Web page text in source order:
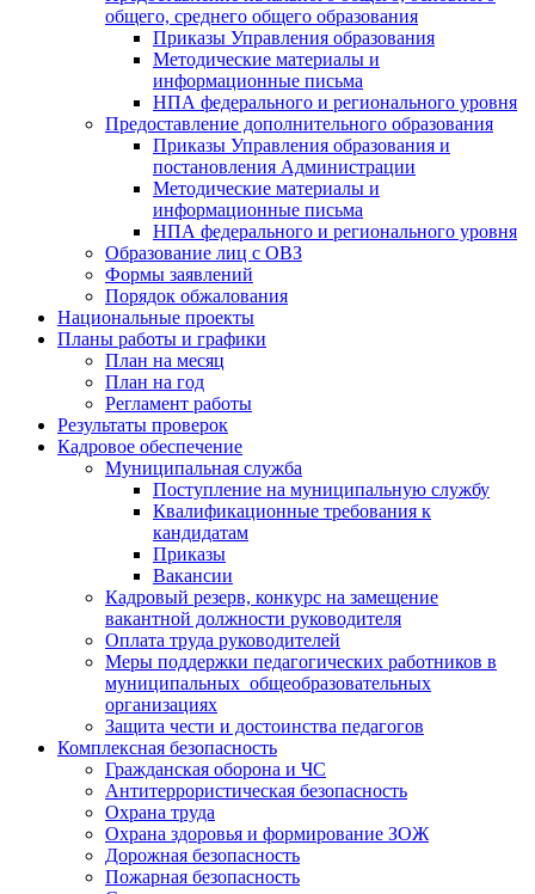
общего, среднего общего образования
Приказы Управления образования
Методические материалы и
информационные письма
НПА федерального и регионального уровня
Предоставление дополнительного образования
Приказы Управления образования и
постановления Администрации
Методические материалы и
информационные письма
НПА федерального и регионального уровня
Образование лиц с ОВЗ
Формы заявлений
Порядок обжалования
Национальные проекты
Планы работы и графики
План на месяц
План на год
Регламент работы
Результаты проверок
Кадровое обеспечение
Муниципальная служба
Поступление на муниципальную службу
Квалификационные требования к
кандидатам
Приказы
Вакансии
Кадровый резерв, конкурс на замещение
вакантной должности руководителя
Оплата труда руководителей
Меры поддержки педагогических работников в
муниципальных общеобразовательных
организациях
Защита чести и достоинства педагогов
Комплексная безопасность
Гражданская оборона и ЧС
Антитеррористическая безопасность
Охрана труда
Охрана здоровья и формирование ЗОЖ
Дорожная безопасность
Пожарная безопасность